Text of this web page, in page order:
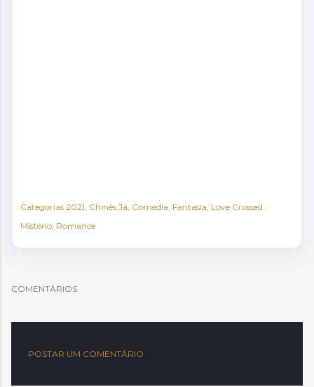
Categorias 2021 Chinês Já Comédia Fantasia Love Crossed
Mistério Romance
COMENTÁRIOS
POSTAR UM COMENTÁRIO